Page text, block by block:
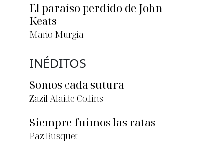
El paraíso perdido de John
Keats
Mario Murgia
INÉDITOS
Somos cada sutura
Zazil Alaíde Collins
Siempre fuimos las ratas
Paz Busquet